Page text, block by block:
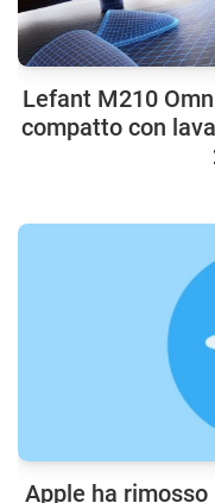
Lefant M210
compatto con
Apple ha